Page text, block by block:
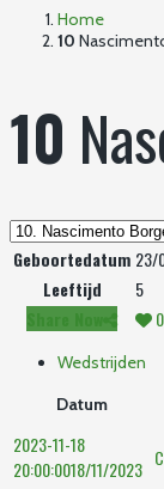
Home
10
10
Geboortedatum 23/
Leeftijd
5
0
Wedstrijden
Datum
2023-11-18
20:00:0018/11/2023